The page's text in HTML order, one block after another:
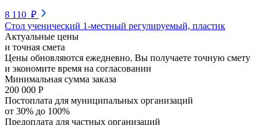
8 110 ₽
Стол ученический 1-местный регулируемый, пластик
Актуальные цены
и точная смета
Цены обновляются ежедневно. Вы получаете точную смету
и экономите время на согласовании
Минимальная сумма заказа
200 000 Р
Постоплата для муниципальных организаций
от 30% до 100%
Предоплата для частных организаций